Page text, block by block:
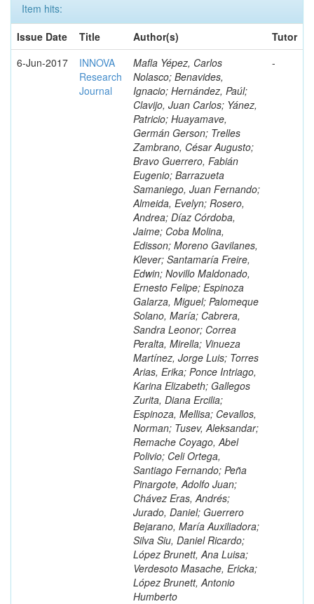
Item hits:
Issue Date
Title Author(s)
Tutor
6-Jun-2017
INNOVA
Research
Journal
Mafla Yépez, Carlos
Nolasco; Benavides,
Ignacio; Hernández, Paúl;
Clavijo, Juan Carlos; Yánez,
Patricio; Huayamave,
Germán Gerson; Trelles
Zambrano, César Augusto;
Bravo Guerrero, Fabián
Eugenio; Barrazueta
Samaniego, Juan Fernando;
Almeida, Evelyn; Rosero,
Andrea; Díaz Córdoba,
Jaime; Coba Molina,
Edisson; Moreno Gavilanes,
Klever; Santamaría Freire,
Edwin; Novillo Maldonado,
Ernesto Felipe; Espinoza
Galarza, Miguel; Palomeque
Solano, María; Cabrera,
Sandra Leonor; Correa
Peralta, Mirella; Vinueza
Martínez, Jorge Luis; Torres
Arias, Erika; Ponce Intriago,
Karina Elizabeth; Gallegos
Zurita, Diana Ercilia;
Espinoza, Mellisa; Cevallos,
Norman; Tusev, Aleksandar;
Remache Coyago, Abel
Polivio; Celi Ortega,
Santiago Fernando; Peña
Pinargote, Adolfo Juan;
Chávez Eras, Andrés;
Jurado, Daniel; Guerrero
Bejarano, María Auxiliadora;
Silva Siu, Daniel Ricardo;
López Brunett, Ana Luisa;
Verdesoto Masache, Ericka;
López Brunett, Antonio
Humberto
-